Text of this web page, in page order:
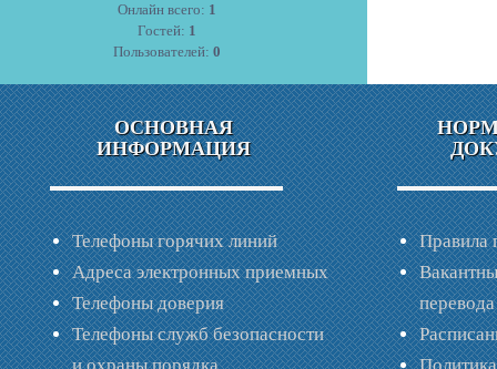
Онлайн всего: 1
Гостей: 1
Пользователей: 0
ОСНОВНАЯ
ИНФОРМАЦИЯ
Телефоны горячих линий
Адреса электронных приемных
Телефоны доверия
Телефоны служб безопасности
Правила
перевода